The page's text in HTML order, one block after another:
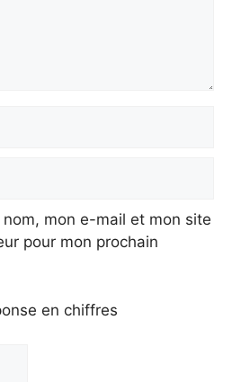
nom, mon e-mail et mon site
pour mon prochain
en chiffres